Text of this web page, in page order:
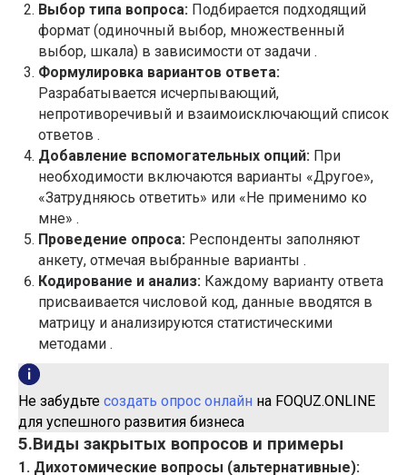
Выбор типа вопроса: Подбирается подходящий
формат (одиночный выбор, множественный
выбор, шкала) в зависимости от задачи .
Формулировка вариантов ответа:
Разрабатывается исчерпывающий,
непротиворечивый и взаимоисключающий список
ответов .
Добавление вспомогательных опций: При
необходимости включаются варианты «Другое»,
«Затрудняюсь ответить» или «Не применимо ко
мне» .
Проведение опроса: Респонденты заполняют
анкету, отмечая выбранные варианты .
Кодирование и анализ: Каждому варианту ответа
присваивается числовой код, данные вводятся в
матрицу и анализируются статистическими
методами .
Не забудьте создать опрос онлайн на FOQUZ.ONLINE
для успешного развития бизнеса
5.Виды закрытых вопросов и примеры
1. Дихотомические вопросы (альтернативные):